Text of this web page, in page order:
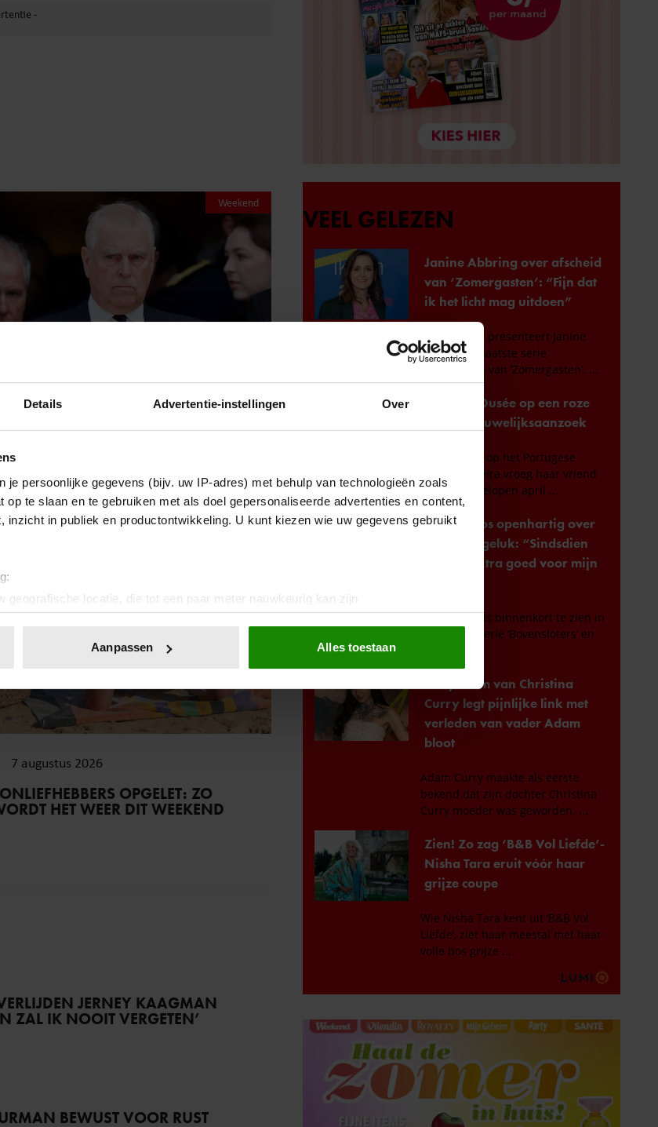
Details Advertentie-instellingen Over
je persoonlijke gegevens (bijv. uw IP-adres) met behulp van technologieën zoals
op te slaan en te gebruiken met als doel gepersonaliseerde advertenties en content,
inzicht in publiek en productontwikkeling. U kunt kiezen wie uw gegevens gebruikt
geografische locatie, die tot een paar meter nauwkeurig kan zijn
het actief te scannen op specifieke eigenschappen (fingerprinting)
intrekken in de Cookieverklaring.
te personaliseren, om functies voor social media te bieden en om ons
we informatie over uw gebruik van onze site met onze partners voor social
kunnen deze gegevens combineren met andere informatie die u aan ze heeft
op basis van uw gebruik van hun services. U gaat akkoord met onze cookies als u
Aanpassen Alles toestaan
Weekend
PRINS ANDREW WERD
DOOR VERMEENDE
MET BIVAKMUTS
7 augustus 2026
OPGELET: ZO
HET WEER DIT WEEKEND
JERNEY KAAGMAN
ZAL IK NOOIT VERGETEN’
BEWUST VOOR RUST